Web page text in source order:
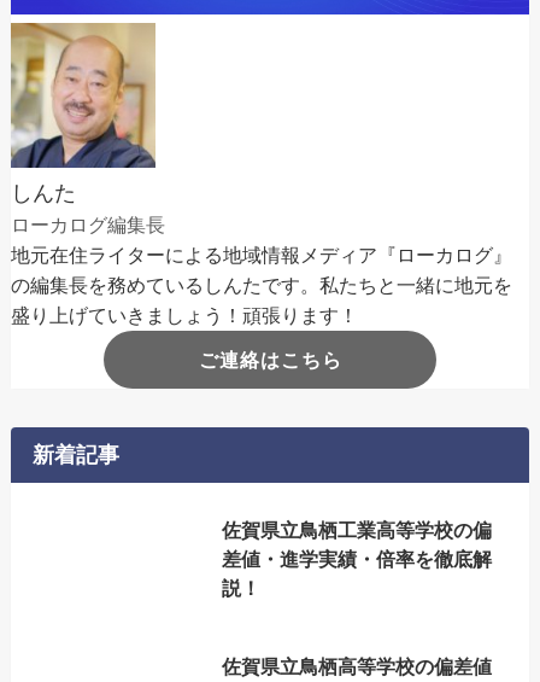
しんた
ローカログ編集長
地元在住ライターによる地域情報メディア『ローカログ』
の編集長を務めているしんたです。私たちと一緒に地元を
盛り上げていきましょう！頑張ります！
ご連絡はこちら
新着記事
佐賀県立鳥栖工業高等学校の偏
差値・進学実績・倍率を徹底解
説！
佐賀県立鳥栖高等学校の偏差値